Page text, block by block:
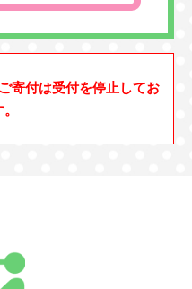
寄付は受付を停止してお